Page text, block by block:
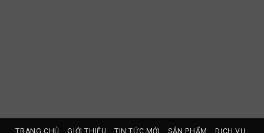
TRANG CHỦ GIỚI THIỆU TIN TỨC MỚI SẢN PHẨM DỊCH VỤ